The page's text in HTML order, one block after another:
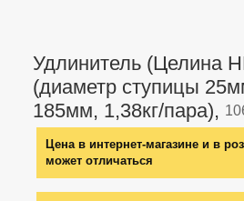
Удлинитель (Целина
(диаметр ступицы
185мм, 1,38кг/пара),
Цена в интернет-магазине и в
может отличаться